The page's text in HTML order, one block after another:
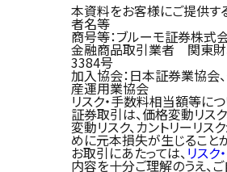
本資料をお客様にご提供
者名等
商号等：ブルーモ証券株式
金融商品取引業者 関東財
3384号
加入協会：日本証券業協会
産運用業協会
リスク・手数料相当額等に
証券取引は、価格変動リスク
変動リスク、カントリーリス
めに元本損失が生じること
お取引にあたっては、リスク
内容を十分ご理解のうえ、